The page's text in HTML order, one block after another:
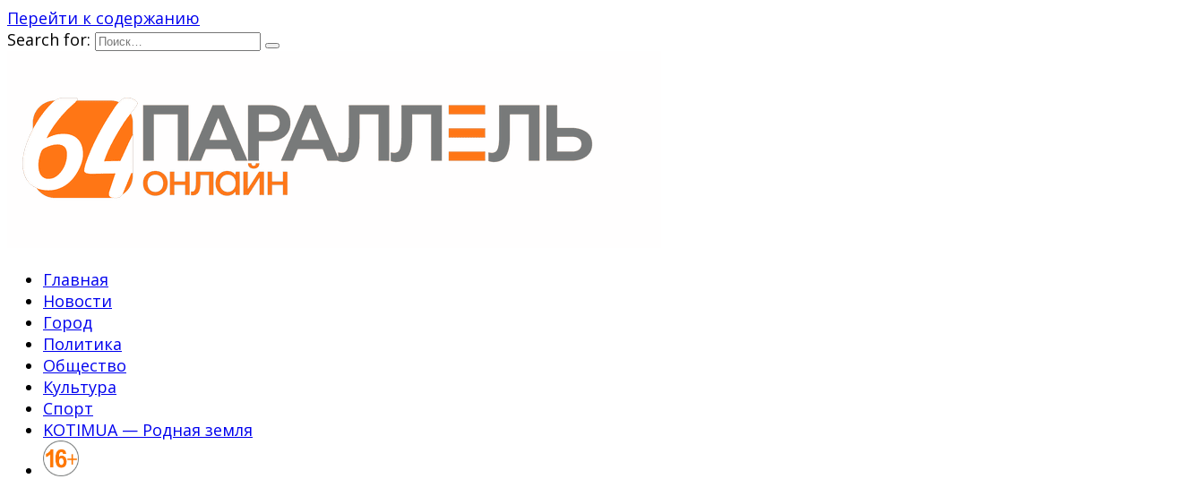
Перейти к содержанию
Search for:
Главная
Новости
Город
Политика
Общество
Культура
Спорт
KOTIMUA — Родная земля